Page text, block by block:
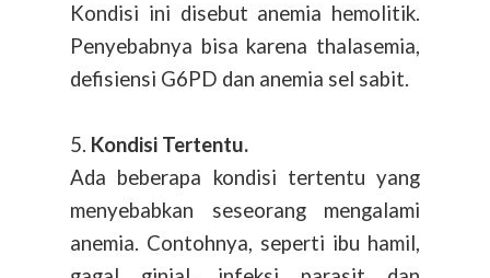
Kondisi ini disebut anemia hemolitik.
Penyebabnya bisa karena thalasemia,
defisiensi G6PD dan anemia sel sabit.
5. Kondisi Tertentu.
Ada beberapa kondisi tertentu yang
menyebabkan seseorang mengalami
anemia. Contohnya, seperti ibu hamil,